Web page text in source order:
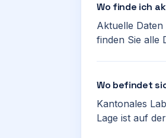
Wo finde ich
Aktuelle
finden Sie alle
Wo befindet
Kantonales
Lage ist auf